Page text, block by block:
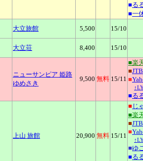
■る
■一
大立旅館 5,500 15/10
大立荘 8,400 15/10
ニューサンピア 姫路
ゆめさき
9,500 無料 15/11
■楽
■JTB
■
■る
上山 旅館 20,900 無料 15/11
■ じ
■楽
■JTB
■
■ゆ
■る